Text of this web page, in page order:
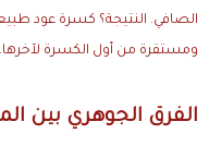
الصافي. النتيجة؟ كسرة عود
ومستقرة من أول الكسرة لآخرها.
الفرق الجوهري بين